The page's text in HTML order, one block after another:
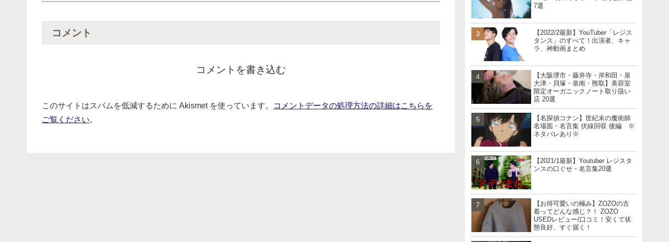
コメント
コメントを書き込む
このサイトはスパムを低減するために Akismet を使っています。
コメントデータの処理方法の詳細はこちらを
ご覧ください。
7選
【2022/2最新】YouTuber「レジス
タンス」のすべて！出演者、キャ
ラ、神動画まとめ
【大阪堺市・藤井寺・岸和田・泉
大津・貝塚・泉南・熊取】美容室
限定オーガニックノート取り扱い
店 20選
【名探偵コナン】世紀末の魔術師
名場面・名言集 伏線回収 後編 ※
ネタバレあり※
【2021/1最新】Youtuber レジスタ
ンスの口ぐせ・名言集20選
【お得可愛いの極み】ZOZOの古
着ってどんな感じ？！ ZOZO
USEDレビュー/口コミ！安くて状
態良好、すぐ届く！